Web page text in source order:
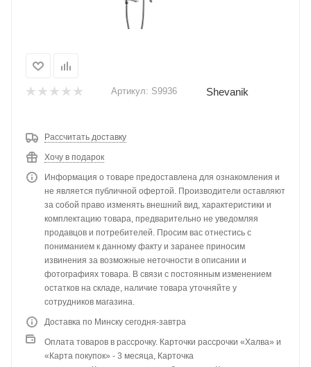
Артикул: S9936 Shevanik
Рассчитать доставку
Хочу в подарок
Информация о товаре предоставлена для ознакомления и
не является публичной офертой. Производители оставляют
за собой право изменять внешний вид, характеристики и
комплектацию товара, предварительно не уведомляя
продавцов и потребителей. Просим вас отнестись с
пониманием к данному факту и заранее приносим
извинения за возможные неточности в описании и
фотографиях товара. В связи с постоянным изменением
остатков на складе, наличие товара уточняйте у
сотрудников магазина.
Доставка по Минску сегодня-завтра
Оплата товаров в рассрочку. Карточки рассрочки «Халва» и
«Карта покупок» - 3 месяца, Карточка